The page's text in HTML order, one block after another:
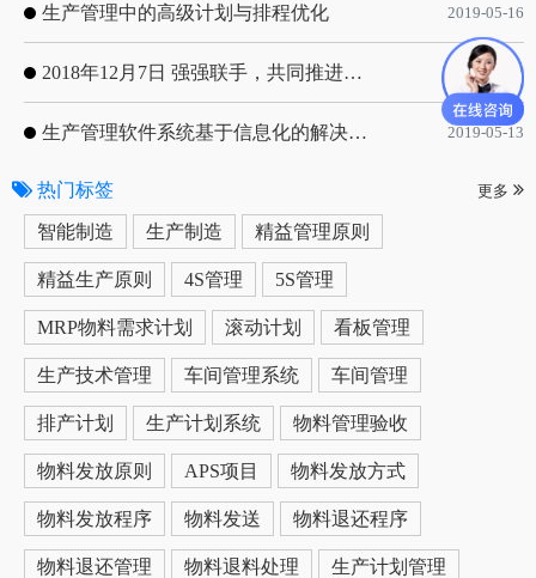
生产管理中的高级计划与排程优化 2019-05-16
2018年12月7日 强强联手，共同推进电子器件领域APS应用典范 风华高科生产自动化工业互联网应用项目-APS项目启动会 2018-12-07
生产管理软件系统基于信息化的解决方案 2019-05-13
热门标签 更多
智能制造 生产制造 精益管理原则
精益生产原则 4S管理 5S管理
MRP物料需求计划 滚动计划 看板管理
生产技术管理 车间管理系统 车间管理
排产计划 生产计划系统 物料管理验收
物料发放原则 APS项目 物料发放方式
物料发放程序 物料发送 物料退还程序
物料退还管理 物料退料处理 生产计划管理